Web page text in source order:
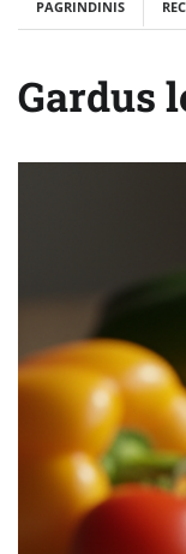
PAGRINDINIS
Gardus